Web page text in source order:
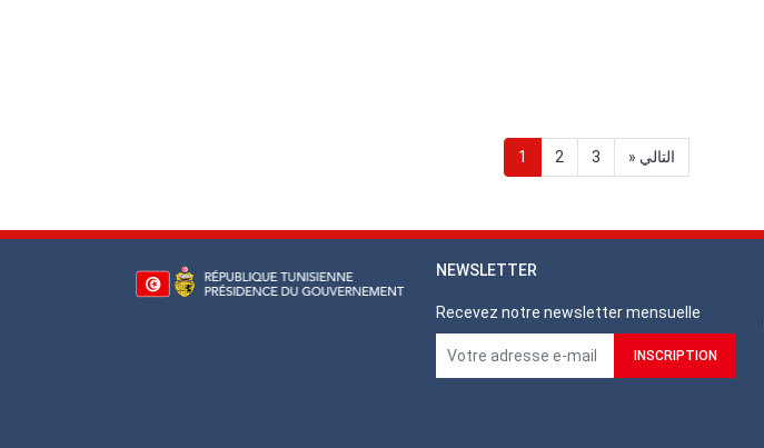
Page
courante
1 الصفحة
2 الصفحة
3
Page
suivante
» التالي
NEWSLETTER
Recevez notre newsletter mensuelle